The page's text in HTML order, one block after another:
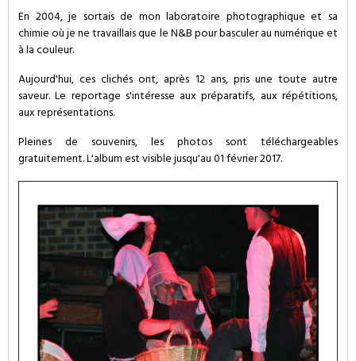
En 2004, je sortais de mon laboratoire photographique et sa
chimie où je ne travaillais que le N&B pour basculer au numérique et
à la couleur.
Aujourd'hui, ces clichés ont, après 12 ans, pris une toute autre
saveur. Le reportage s'intéresse aux préparatifs, aux répétitions,
aux représentations.
Pleines de souvenirs, les photos sont téléchargeables
gratuitement. L'album est visible jusqu'au 01 février 2017.